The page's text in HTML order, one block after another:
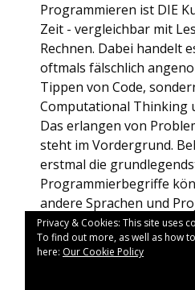
Programmieren ist DIE
Zeit - vergleichbar mit
Rechnen. Dabei handelt
oftmals fälschlich
Tippen von Code,
Computational Thinking
Das erlangen von
steht im Vordergrund.
erstmal die
Programmierbegriffe
andere Sprachen und
werden. Man ist nie zu
Programmierkenntnisse
Privacy & Cookies: This site uses
To find out more, as well as how
here: Our Cookie Policy